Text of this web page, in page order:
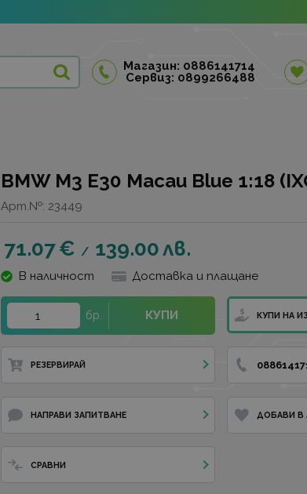
Магазин: 0886141714
Сервиз: 0899266488
BMW M3 E30 Macau Blue 1:18
Арт.№: 23449
71.07€ / 139.00лв.
В наличност Доставка и плащане
бр. КУПИ КУПИ НА
РЕЗЕРВИРАЙ
НАПРАВИ ЗАПИТВАНЕ ДОБАВИ В
СРАВНИ